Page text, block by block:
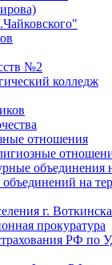
№2
колледж
отношения
объединений на
г. Воткинска
прокуратура
РФ по